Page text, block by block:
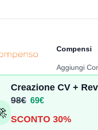
Creazione CV +
98€ 69€
SCONTO 30%
nel
su
Compensi
Aggiungi
Stipendi